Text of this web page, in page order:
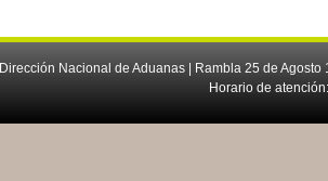
Dirección Nacional de Aduanas | Rambla 25 de
Horario de